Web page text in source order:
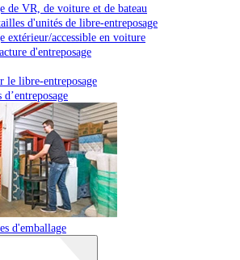
de VR, de voiture et de bateau
d'unités de libre-entreposage
extérieur/accessible en voiture
d'entreposage
le libre-entreposage
d'emballage